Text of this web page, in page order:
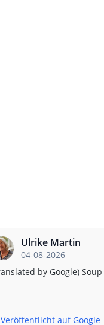
Ulrike Martin
04-08-2026
Veröffentlicht auf Google